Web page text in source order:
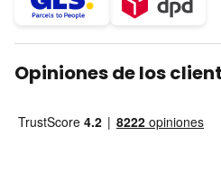
Opiniones de los